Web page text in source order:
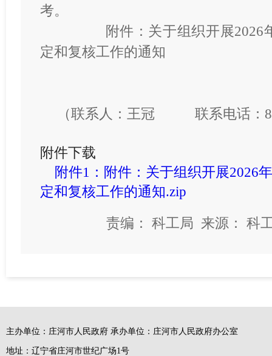
考。
附件：关于组织开展2026年
定和复核工作的通知
（联系人：王冠 联系电话：
附件下载
附件1：附件：关于组织开展2026
定和复核工作的通知.zip
责编： 科工局 来源： 科
主办单位：庄河市人民政府 承办单位：庄河市人民政府办公室
地址：辽宁省庄河市世纪广场1号